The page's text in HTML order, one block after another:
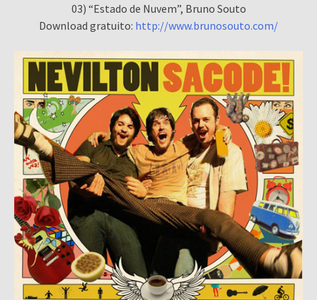
03) “Estado de Nuvem”, Bruno Souto
Download gratuito: http://www.brunosouto.com/